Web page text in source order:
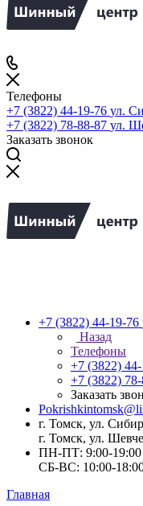
Телефоны
+7 (3822) 44-19-76 ул.
+7 (3822) 78-88-87 ул.
Заказать звонок
+7 (3822) 44-19-76
Назад
Телефоны
+7 (3822)
+7 (3822)
Заказать
г. Томск, ул.
г. Томск, ул.
ПН-ПТ: 9:00-19:00
СБ-ВС: 10:00-
Главная